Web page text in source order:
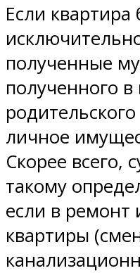
Если
полученные
полученного в
личное
Скорее всего,
такому
если в ремонт
квартиры